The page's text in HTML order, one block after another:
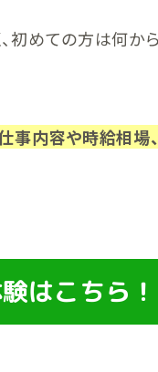
初めての方は何か
事内容や時給相場
はこちら！